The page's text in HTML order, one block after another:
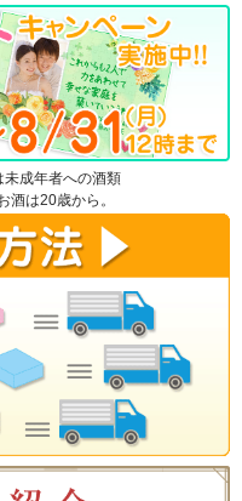
未成年者への酒類
酒は20歳から。